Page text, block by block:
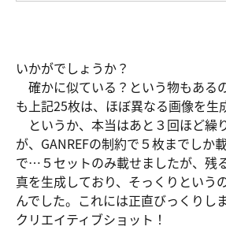
いかがでしょうか？
確かに似ている？という物もある
も上記25枚は、ほぼ異なる画像を生
というか、本当はあと３回ほど繰
が、GANREFの制約で５枚までしか
で…５セットのみ載せましたが、残
真を生成しており、そっくりという
んでした。これには正直びっくりし
クリエイティブショット！